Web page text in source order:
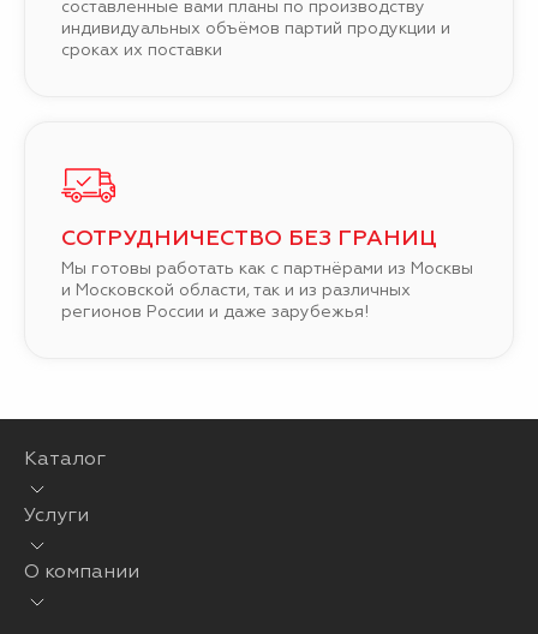
составленные вами планы по производству
индивидуальных объёмов партий продукции и
сроках их поставки
СОТРУДНИЧЕСТВО БЕЗ ГРАНИЦ
Мы готовы работать как с партнёрами из Москвы
и Московской области, так и из различных
регионов России и даже зарубежья!
Каталог
Услуги
О компании